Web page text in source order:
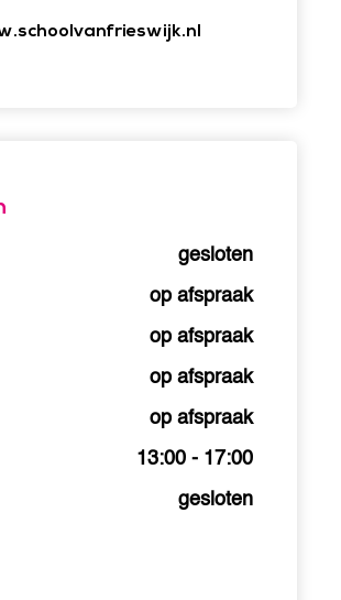
gesloten
op afspraak
op afspraak
op afspraak
op afspraak
13:00 - 17:00
gesloten